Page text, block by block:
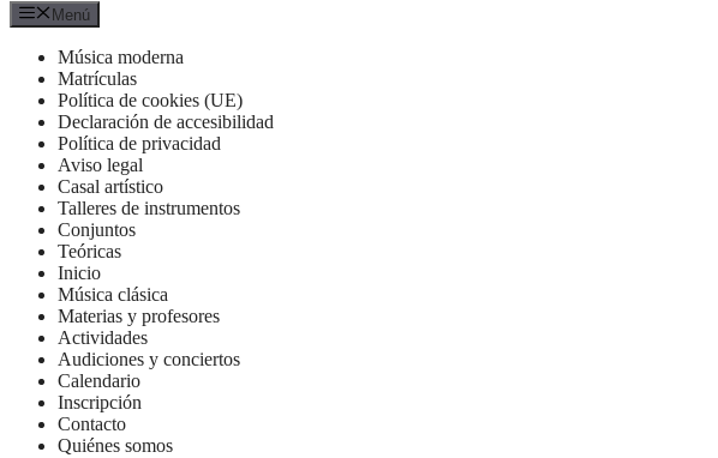
Menú
Música moderna
Matrículas
Política de cookies (UE)
Declaración de accesibilidad
Política de privacidad
Aviso legal
Casal artístico
Talleres de instrumentos
Conjuntos
Teóricas
Inicio
Música clásica
Materias y profesores
Actividades
Audiciones y conciertos
Calendario
Inscripción
Contacto
Quiénes somos